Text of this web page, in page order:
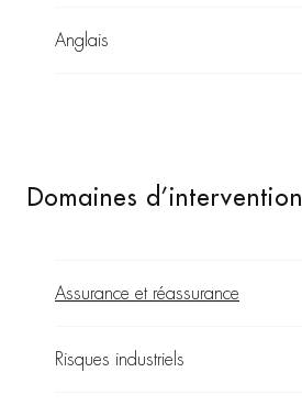
Anglais
Domaines d’intervention
Assurance et réassurance
Risques industriels